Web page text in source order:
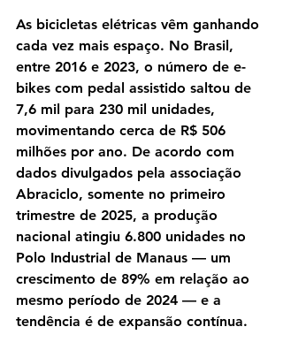
As bicicletas elétricas vêm ganhando
cada vez mais espaço. No Brasil,
entre 2016 e 2023, o número de e-
bikes com pedal assistido saltou de
7,6 mil para 230 mil unidades,
movimentando cerca de R$ 506
milhões por ano. De acordo com
dados divulgados pela associação
Abraciclo, somente no primeiro
trimestre de 2025, a produção
nacional atingiu 6.800 unidades no
Polo Industrial de Manaus — um
crescimento de 89% em relação ao
mesmo período de 2024 — e a
tendência é de expansão contínua.